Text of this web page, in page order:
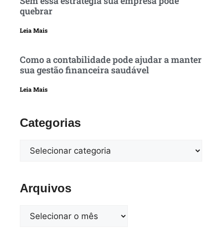
quebrar
Leia Mais
Como a contabilidade pode ajudar a manter
sua gestão financeira saudável
Leia Mais
Categorias
Arquivos